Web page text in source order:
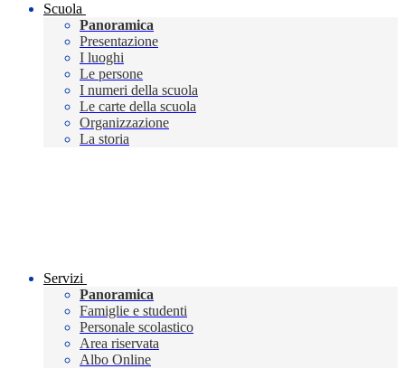
Scuola
Panoramica
Presentazione
I luoghi
Le persone
I numeri della scuola
Le carte della scuola
Organizzazione
La storia
Servizi
Panoramica
Famiglie e studenti
Personale scolastico
Area riservata
Albo Online